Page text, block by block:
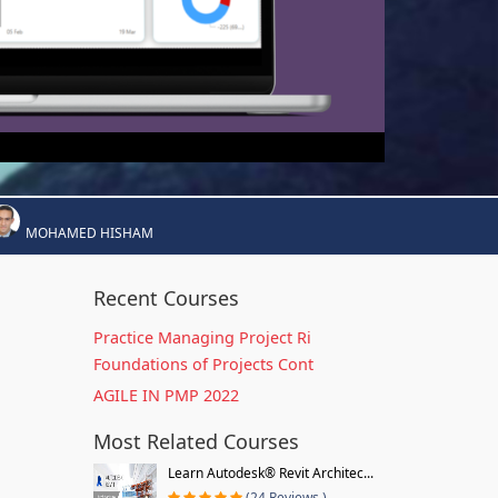
MOHAMED HISHAM
Recent Courses
Practice Managing Project Ri
Foundations of Projects Cont
AGILE IN PMP 2022
Most Related Courses
Learn Autodesk® Revit Architec...